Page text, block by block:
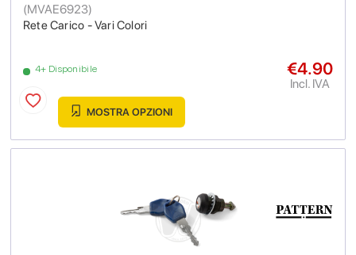
Rete Carico - Vari Colori
(MVAE6923)
4+ Disponibile €4.90
Incl. IVA
MOSTRA OPZIONI